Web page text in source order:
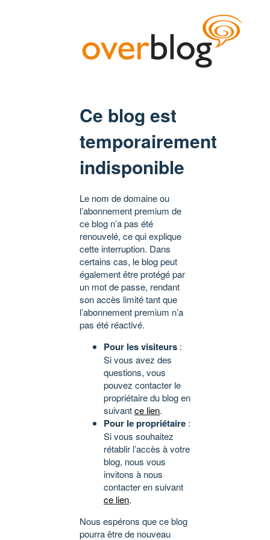
Ce blog est
temporairement
indisponible
Le nom de domaine ou
l’abonnement premium de
ce blog n’a pas été
renouvelé, ce qui explique
cette interruption. Dans
certains cas, le blog peut
également être protégé par
un mot de passe, rendant
son accès limité tant que
l’abonnement premium n’a
pas été réactivé.
Pour les visiteurs :
Si vous avez des
questions, vous
pouvez contacter le
propriétaire du blog en
suivantce lien.
Pour le propriétaire :
Si vous souhaitez
rétablir l’accès à votre
blog, nous vous
invitons à nous
contacter en suivant
ce lien.
Nous espérons que ce blog
pourra être de nouveau